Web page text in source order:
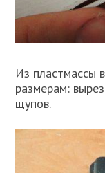
Из пластмассы
размерам:
щупов.